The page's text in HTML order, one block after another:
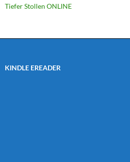
Tiefer Stollen ONLINE
KINDLE EREADER